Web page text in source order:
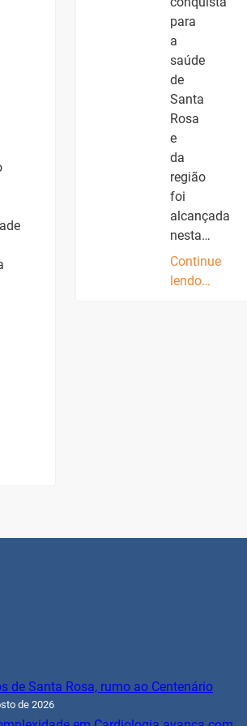
para
a
saúde
de
Santa
Rosa
e
da
região
foi
alcançada
nesta…
Continue
lendo…
de Santa Rosa, rumo ao Centenário
de 2026